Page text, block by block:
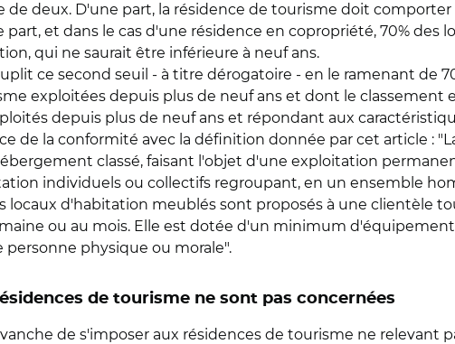
deux. D'une part, la résidence de tourisme doit comporter
part, et dans le cas d'une résidence en copropriété, 70%
qui ne saurait être inférieure à neuf ans.
ce second seuil - à titre dérogatoire - en le ramenant de
exploitées depuis plus de neuf ans et dont le classement
depuis plus de neuf ans et répondant aux
de la conformité avec la définition donnée par cet article :
classé, faisant l'objet d'une exploitation
individuels ou collectifs regroupant, en un ensemble
locaux d'habitation meublés sont proposés à une clientèle
ou au mois. Elle est dotée d'un minimum
personne physique ou morale".
de tourisme ne sont pas concernées
de s'imposer aux résidences de tourisme ne relevant